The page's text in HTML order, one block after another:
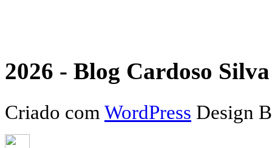
2026 - Blog Cardoso
Criado com WordPress Design